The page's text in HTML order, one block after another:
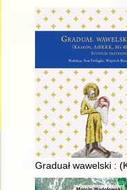
Graduał wawelski :